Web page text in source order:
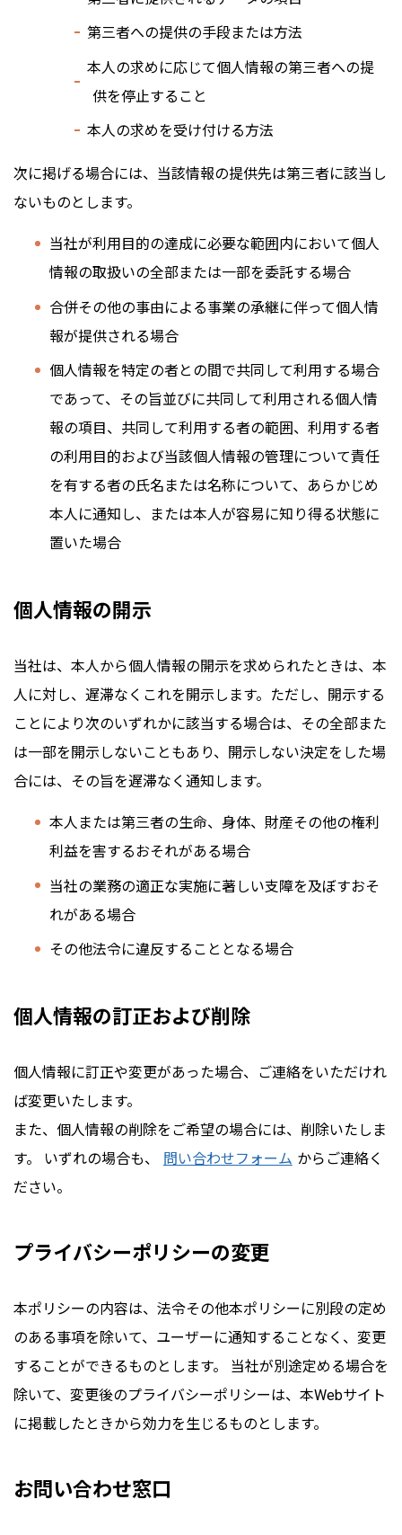
第三者への提供の手段または方法
本人の求めに応じて個人情報の第三者への提
供を停止すること
本人の求めを受け付ける方法
次に掲げる場合には、当該情報の提供先は第三者に該当し
ないものとします。
当社が利用目的の達成に必要な範囲内において個人
情報の取扱いの全部または一部を委託する場合
合併その他の事由による事業の承継に伴って個人情
報が提供される場合
個人情報を特定の者との間で共同して利用する場合
であって、その旨並びに共同して利用される個人情
報の項目、共同して利用する者の範囲、利用する者
の利用目的および当該個人情報の管理について責任
を有する者の氏名または名称について、あらかじめ
本人に通知し、または本人が容易に知り得る状態に
置いた場合
個人情報の開示
当社は、本人から個人情報の開示を求められたときは、本
人に対し、遅滞なくこれを開示します。ただし、開示する
ことにより次のいずれかに該当する場合は、その全部また
は一部を開示しないこともあり、開示しない決定をした場
合には、その旨を遅滞なく通知します。
本人または第三者の生命、身体、財産その他の権利
利益を害するおそれがある場合
当社の業務の適正な実施に著しい支障を及ぼすおそ
れがある場合
その他法令に違反することとなる場合
個人情報の訂正および削除
個人情報に訂正や変更があった場合、ご連絡をいただけれ
ば変更いたします。
また、個人情報の削除をご希望の場合には、削除いたしま
す。 いずれの場合も、
問い合わせフォーム からご連絡く
ださい。
プライバシーポリシーの変更
本ポリシーの内容は、法令その他本ポリシーに別段の定め
のある事項を除いて、ユーザーに通知することなく、変更
することができるものとします。 当社が別途定める場合を
除いて、変更後のプライバシーポリシーは、本Webサイト
に掲載したときから効力を生じるものとします。
お問い合わせ窓口